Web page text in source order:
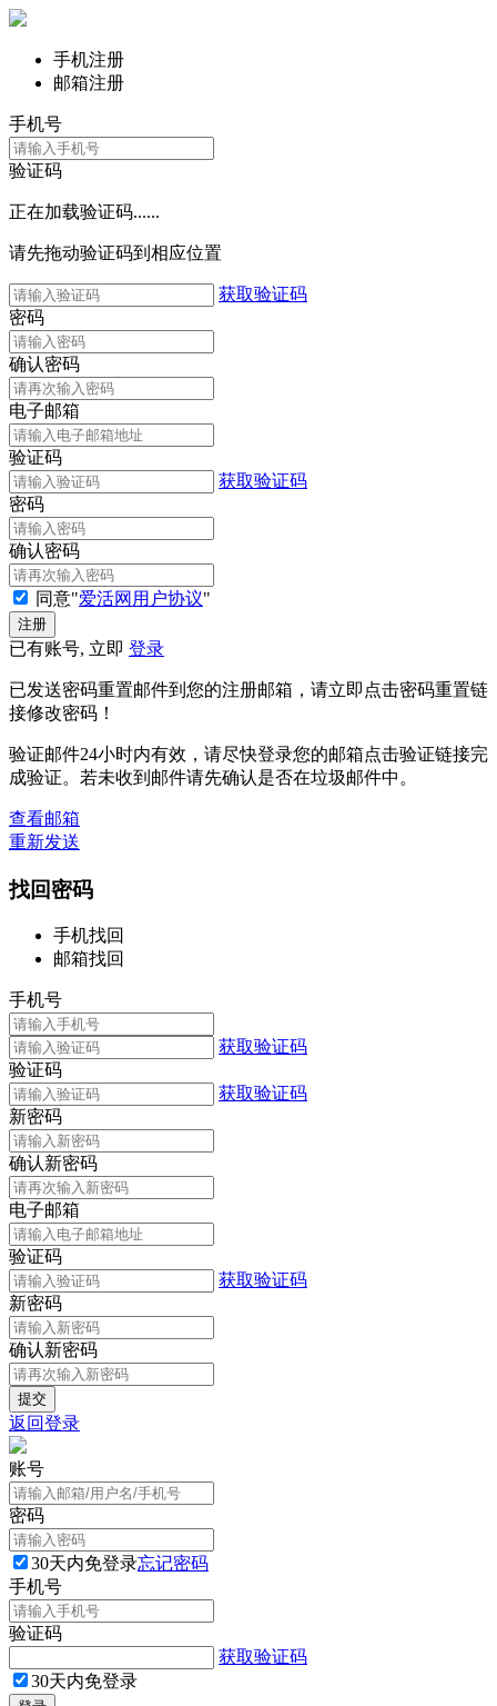
手机注册
邮箱注册
手机号
验证码
正在加载验证码......
请先拖动验证码到相应位置
获取验证码
密码
确认密码
电子邮箱
验证码
获取验证码
密码
确认密码
同意"爱活网用户协议"
已有账号, 立即 登录
已发送密码重置邮件到您的注册邮箱，请立即点击密码重置链
接修改密码！
验证邮件24小时内有效，请尽快登录您的邮箱点击验证链接完
成验证。若未收到邮件请先确认是否在垃圾邮件中。
查看邮箱
重新发送
找回密码
手机找回
邮箱找回
手机号
获取验证码
验证码
获取验证码
新密码
确认新密码
电子邮箱
验证码
获取验证码
新密码
确认新密码
返回登录
账号
密码
30天内免登录忘记密码
手机号
验证码
获取验证码
30天内免登录